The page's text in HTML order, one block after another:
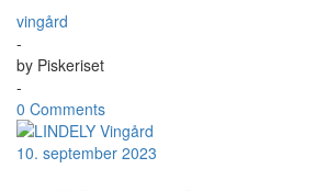
vingård
-
by Piskeriset
-
0 Comments
10. september 2023